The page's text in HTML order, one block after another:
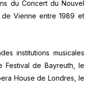
du Concert du Nouvel
de Vienne entre 1989 et
institutions musicales
Festival de Bayreuth, le
House de Londres, le